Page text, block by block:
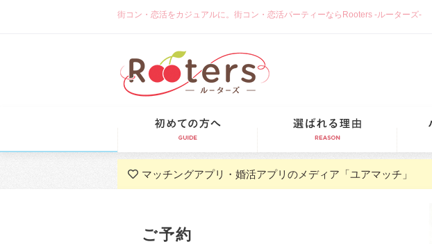
街コン・恋活をカジュアルに。街コン・恋活パーティーならRooters -ルーターズ-
マッチングアプリ・婚活アプリのメディア「ユアマッチ」
ご予約